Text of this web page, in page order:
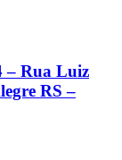
– Rua Luiz
RS –